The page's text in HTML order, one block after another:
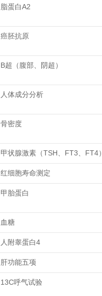
脂蛋白A2
癌胚抗原
B超（腹部、阴超）
人体成分分析
骨密度
甲状腺激素（TSH、FT3、FT4）
红细胞寿命测定
甲胎蛋白
血糖
人附睾蛋白4
肝功能五项
13C呼气试验